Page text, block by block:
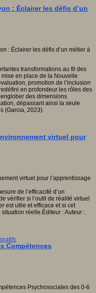
: Éclairer les défis d’un
transformations au fil des
en place de la Nouvelle
promotion de l’inclusion
en profondeur les rôles des
des dimensions
dépassant ainsi la seule
(Garcia, 2023).
virtuel pour
de l’efficacité d’un
vérifier si l’outil de réalité virtuel
est utile et efficace et si cet
réelle.Éditeur : Auteur :
Compétences